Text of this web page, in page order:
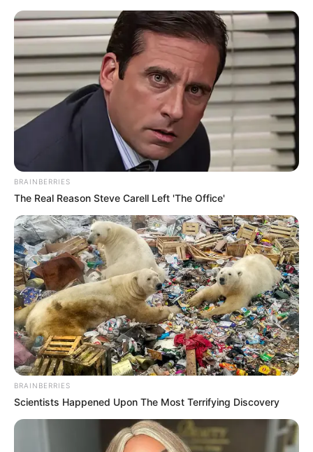
HOME
INSPIRASI
STYLE
FILM &
SERIES
NGAKAK
QUOTES
HYPE
MORE
BRAINBERRIES
The Real Reason Steve Carell Left 'The Office'
BRAINBERRIES
Scientists Happened Upon The Most Terrifying Discovery